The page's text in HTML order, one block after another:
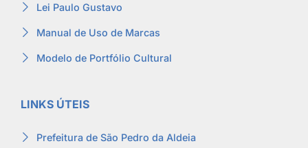
Lei Paulo Gustavo
Manual de Uso de Marcas
Modelo de Portfólio Cultural
LINKS ÚTEIS
Prefeitura de São Pedro da Aldeia